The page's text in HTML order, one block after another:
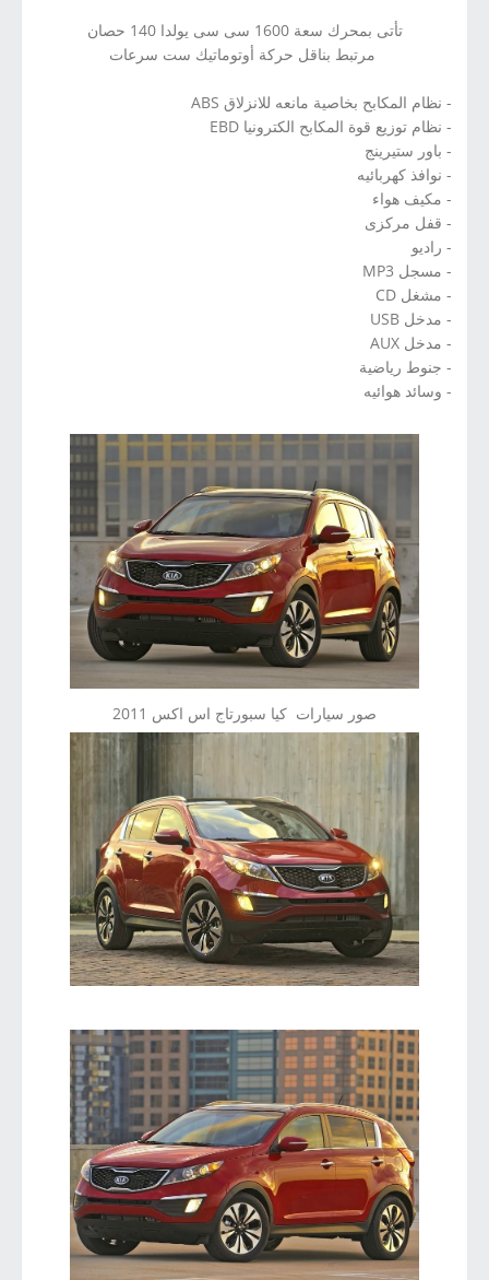
تأتى بمحرك سعة 1600 سى سى يولدا 140 حصان
مرتبط بناقل حركة أوتوماتيك ست سرعات
- نظام المكابح بخاصية مانعه للانزلاق ABS
- نظام توزيع قوة المكابح الكترونيا EBD
- باور ستيرينج
- نوافذ كهربائيه
- مكيف هواء
- قفل مركزى
- راديو
- مسجل MP3
- مشغل CD
- مدخل USB
- مدخل AUX
- جنوط رياضية
- وسائد هوائيه
صور سيارات كيا سبورتاج اس اكس 2011